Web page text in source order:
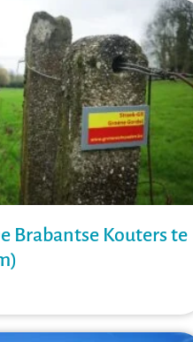
Brabantse Kouters te